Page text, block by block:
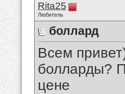
Rita25
Любитель
боллард
Всем
болларды?
цене